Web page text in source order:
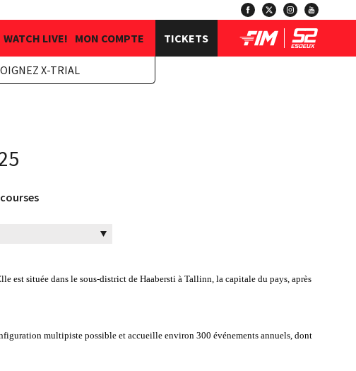
WATCH LIVE! MON COMPTE
X-TRIAL
TICKETS
située dans le sous-district de Haabersti à Tallinn, la capitale du pays, après
multipiste possible et accueille environ 300 événements annuels, dont